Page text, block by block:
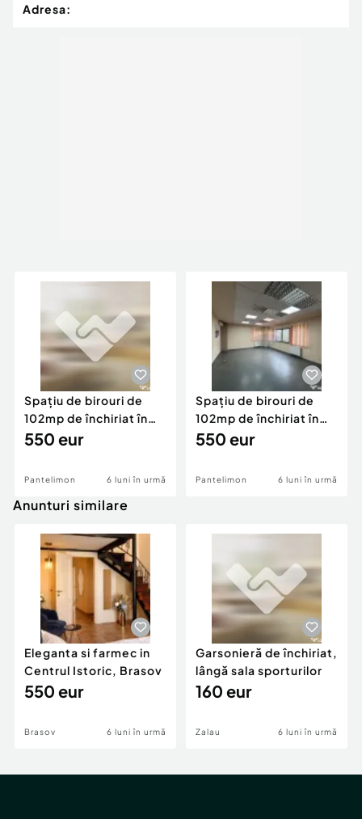
Adresa:
Spațiu de birouri de
102mp de închiriat în
zona Est
550 eur
Pantelimon 6 luni în urmă
Spațiu de birouri de
102mp de închiriat în
zona Est
550 eur
Pantelimon 6 luni în urmă
Anunturi similare
Eleganta si farmec in
Centrul Istoric, Brasov
550 eur
Brasov 6 luni în urmă
Garsonieră de închiriat,
lângă sala sporturilor
160 eur
Zalau 6 luni în urmă